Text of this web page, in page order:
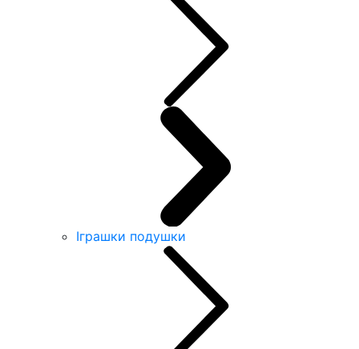
Іграшки подушки